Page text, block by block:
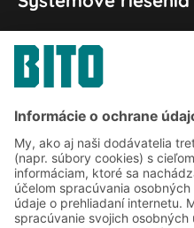
Prepravky a boxy
Regálové systémy
Dopravné systémy
Poradenstvo a
Profesionálne sklady
Na stiahnutie